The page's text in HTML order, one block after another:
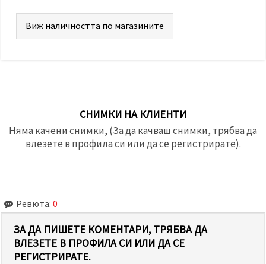
Виж наличността по магазините
СНИМКИ НА КЛИЕНТИ
Няма качени снимки, (За да качваш снимки, трябва да
влезете в профила си или да се регистрирате).
Ревюта: 0
ЗА ДА ПИШЕТЕ КОМЕНТАРИ, ТРЯБВА ДА
ВЛЕЗЕТЕ В ПРОФИЛА СИ ИЛИ ДА СЕ
РЕГИСТРИРАТЕ.